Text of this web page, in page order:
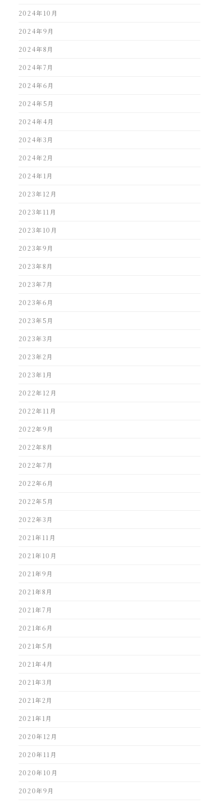
2024年10月
2024年9月
2024年8月
2024年7月
2024年6月
2024年5月
2024年4月
2024年3月
2024年2月
2024年1月
2023年12月
2023年11月
2023年10月
2023年9月
2023年8月
2023年7月
2023年6月
2023年5月
2023年3月
2023年2月
2023年1月
2022年12月
2022年11月
2022年9月
2022年8月
2022年7月
2022年6月
2022年5月
2022年3月
2021年11月
2021年10月
2021年9月
2021年8月
2021年7月
2021年6月
2021年5月
2021年4月
2021年3月
2021年2月
2021年1月
2020年12月
2020年11月
2020年10月
2020年9月